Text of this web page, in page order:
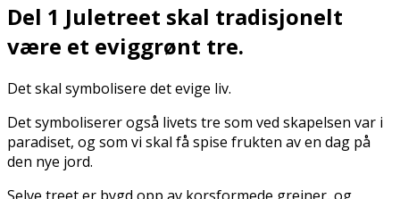
Del 1 Juletreet skal tradisjonelt
være et eviggrønt tre.
Det skal symbolisere det evige liv.
Det symboliserer også livets tre som ved skapelsen var i
paradiset, og som vi skal få spise frukten av en dag på
den nye jord.